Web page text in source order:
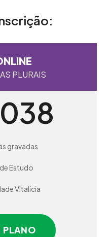
PLURAIS
gravadas
Estudo
Vitalícia
PLANO